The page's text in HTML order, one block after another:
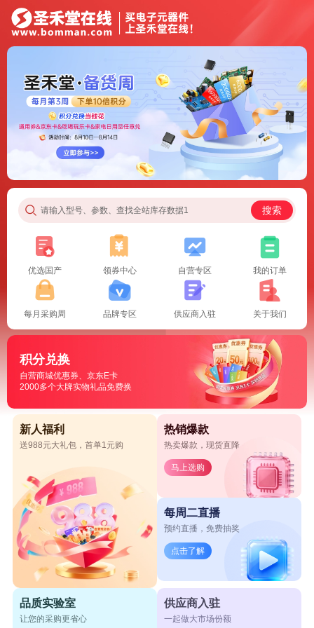
请输入型号、参数、查找全站库存数据1 搜索
优选国产 领券中心 自营专区 我的订单
每月采购周 品牌专区 供应商入驻 关于我们
积分兑换
自营商城优惠券、京东E卡
2000多个大牌实物礼品免费换
新人福利
送988元大礼包，首单1元购
热销爆款
热卖爆款，现货直降
马上选购
每周二直播
预约直播，免费抽奖
点击了解
品质实验室
让您的采购更省心
供应商入驻
一起做大市场份额